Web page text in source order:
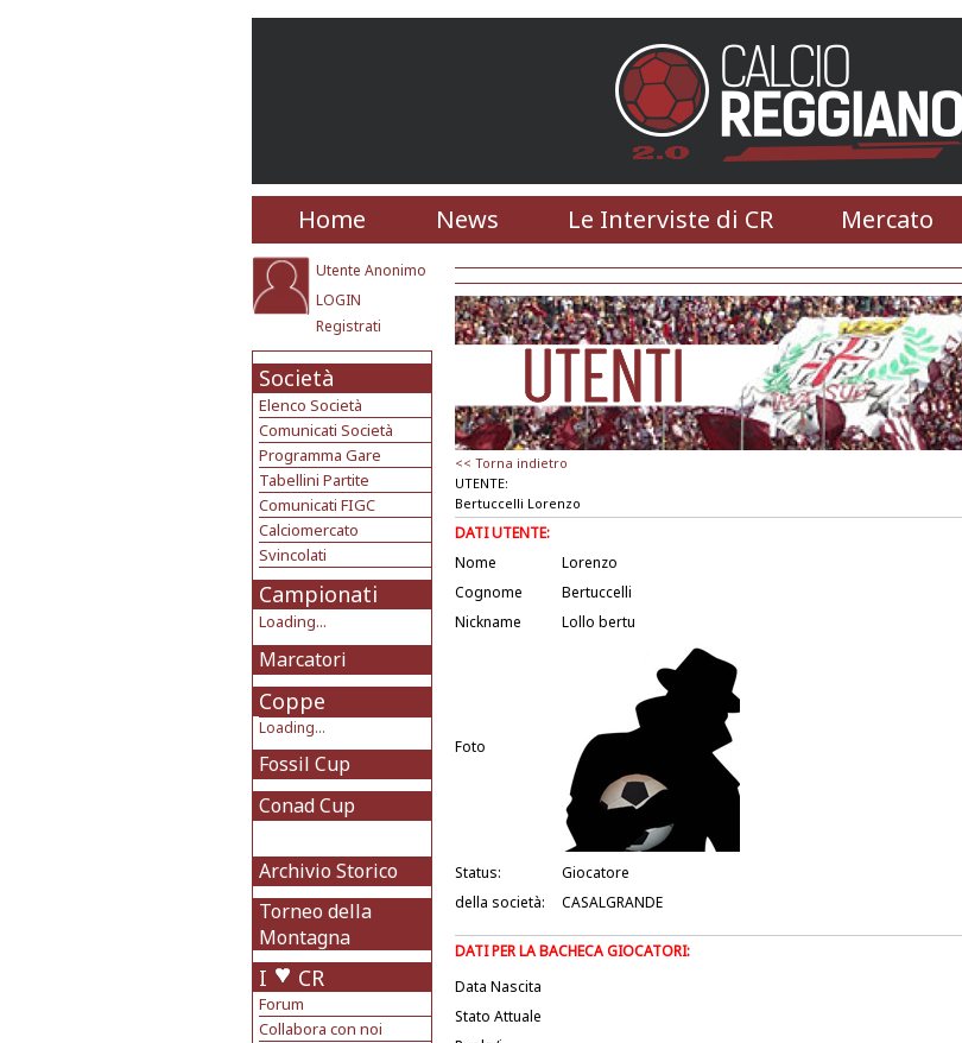
Home News Le Interviste di CR Mercato
Utente Anonimo
LOGIN
Registrati
Società
Elenco Società
Comunicati Società
Programma Gare
Tabellini Partite
Comunicati FIGC
Calciomercato
Svincolati
Campionati
Loading...
Marcatori
Coppe
Loading...
Fossil Cup
Conad Cup
Archivio Storico
Torneo della
Montagna
I CR
Forum
Collabora con noi
<< Torna indietro
UTENTE:
Bertuccelli Lorenzo
DATI UTENTE:
Nome
Lorenzo
Cognome
Bertuccelli
Nickname
Lollo bertu
Foto
Status:
Giocatore
della società:
CASALGRANDE
DATI PER LA BACHECA GIOCATORI:
Data Nascita
Stato Attuale